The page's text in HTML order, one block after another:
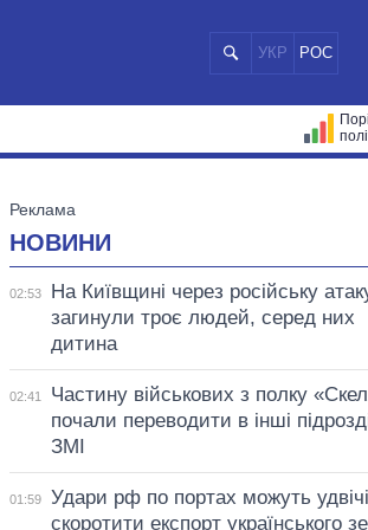
УКР РОС
НОВИНИ
02:53
На Київщині через російську
загинули троє людей, серед них
дитина
02:41
Частину військових з полку
почали переводити в інші
ЗМІ
01:59
Удари рф по портах можуть удвічі
скоротити експорт українського